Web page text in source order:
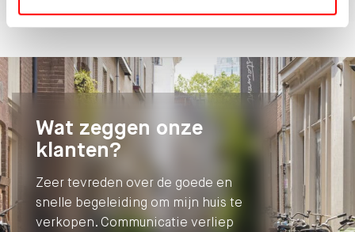
Wat zeggen onze
klanten?
Zeer tevreden over de goede en
snelle begeleiding om mijn huis te
verkopen. Communicatie verliep